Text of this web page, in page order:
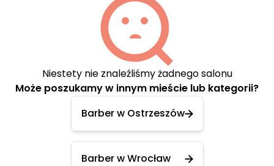
Niestety nie znaleźliśmy żadnego salonu
Może poszukamy w innym mieście lub kategorii?
Barber w Ostrzeszów
Barber w Wrocław